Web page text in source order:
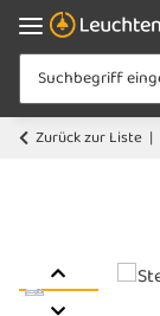
Zurück zur Liste